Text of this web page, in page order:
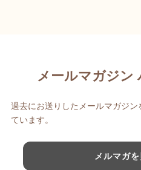
メールマガジン
過去にお送りしたメールマガジ
ています。
メルマガ